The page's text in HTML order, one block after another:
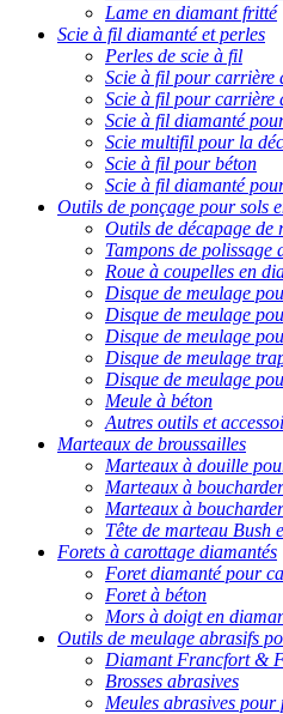
Lame en diamant fritté
Scie à fil diamanté et perles
Perles de scie à fil
Scie à fil pour carrière
Scie à fil pour carrière
Scie à fil diamanté
Scie multifil pour la
Scie à fil pour béton
Scie à fil diamanté
Outils de ponçage pour sols
Outils de décapage de
Tampons de polissage
Roue à coupelles en
Disque de meulage
Disque de meulage
Disque de meulage
Disque de meulage
Disque de meulage
Meule à béton
Autres outils et
Marteaux de broussailles
Marteaux à douille
Marteaux à
Marteaux à
Tête de marteau Bush
Forets à carottage diamantés
Foret diamanté pour
Foret à béton
Mors à doigt en
Outils de meulage abrasifs
Diamant Francfort &
Brosses abrasives
Meules abrasives pour